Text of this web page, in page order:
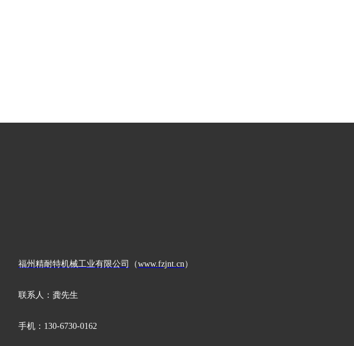
福州精耐特机械工业有限公司 （www.fzjnt.cn ）
联系人：龚先生
手机： 130-6730-0162